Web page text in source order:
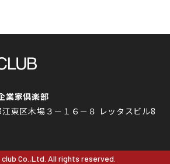
業家倶楽部
東区木場３－１６－８ レッタスビル8
Co.,Ltd. All rights reserved.